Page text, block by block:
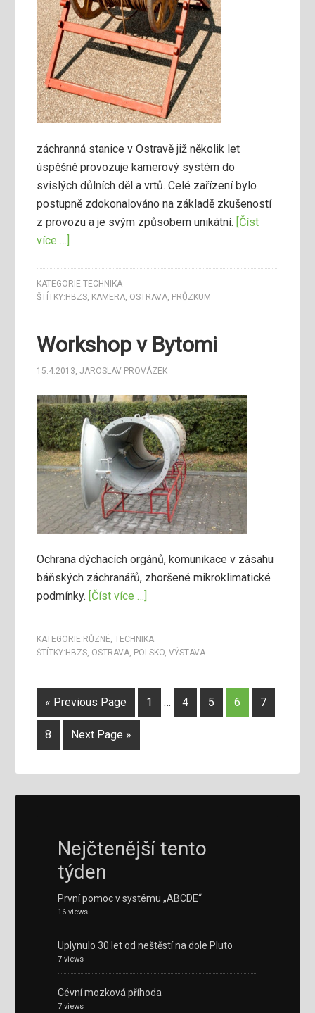
záchranná stanice v Ostravě již několik let
úspěšně provozuje kamerový systém do
svislých důlních děl a vrtů. Celé zařízení bylo
postupně zdokonalováno na základě zkušeností
z provozu a je svým způsobem unikátní. [Číst
více …]
KATEGORIE:TECHNIKA
ŠTÍTKY: HBZS, KAMERA, OSTRAVA, PRŮZKUM
Workshop v Bytomi
15.4.2013,JAROSLAV PROVÁZEK
Ochrana dýchacích orgánů, komunikace v zásahu
báňských záchranářů, zhoršené mikroklimatické
podmínky. [Číst více …]
KATEGORIE: RŮZNÉ,TECHNIKA
ŠTÍTKY: HBZS, OSTRAVA, POLSKO,VÝSTAVA
« Previous Page 1 … 4 5 6 7
8 Next Page »
Nejčtenější tento
týden
První pomoc v systému „ABCDE“
16 views
Uplynulo 30 let od neštěstí na dole Pluto
7 views
Cévní mozková příhoda
7 views